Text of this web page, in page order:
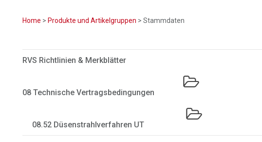
Home > Produkte und Artikelgruppen > Stammdaten
RVS Richtlinien & Merkblätter
08 Technische Vertragsbedingungen
08.52 Düsenstrahlverfahren UT